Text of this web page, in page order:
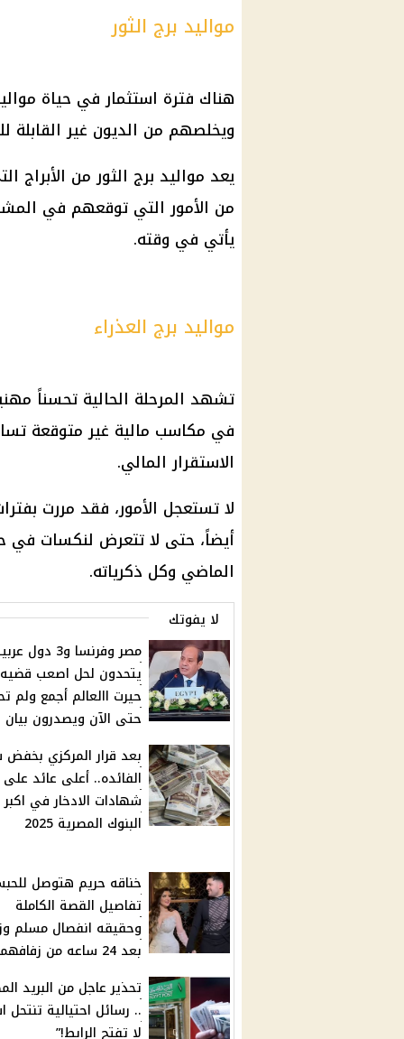
مواليد برج الثور
هناك فترة استثمار في حياة
ويخلصهم من الديون غير القابلة
يعد مواليد برج الثور من الأبراج
من الأمور التي توقعهم في
يأتي في وقته.
مواليد برج العذراء
تشهد المرحلة الحالية تحسناً
في مكاسب مالية غير متوقعة
الاستقرار المالي.
لا تستعجل الأمور، فقد مررت
أيضاً، حتى لا تتعرض لنكسات في
الماضي وكل ذكرياته.
لا يفوتك
مصر وفرنسا و3 دول
يتحدون لحل اصعب قضيه
حيرت االعالم أجمع ولم
حتى الآن ويصدرون
بعد قرار المركزي
الفائده.. أعلى عائد على
شهادات الادخار في اكبر
البنوك المصرية 2025
خناقه حريم هتوصل
تفاصيل القصة الكاملة
وحقيقه انفصال مسلم
بعد 24 ساعه من زفافهما
تحذير عاجل من البريد
.. رسائل احتيالية
لا تفتح الرابط!”